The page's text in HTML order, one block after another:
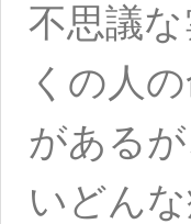
不思議
くの人
がある
いどん